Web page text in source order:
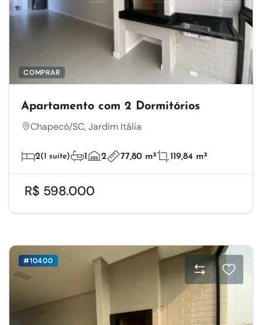
COMPRAR
Apartamento com 2 Dormitórios
Chapecó/SC, Jardim Itália
2(1 suíte) 1 2 77,80 m² 119,84 m²
R$ 598.000
#10400